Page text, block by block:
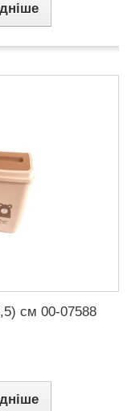
см 00-07588